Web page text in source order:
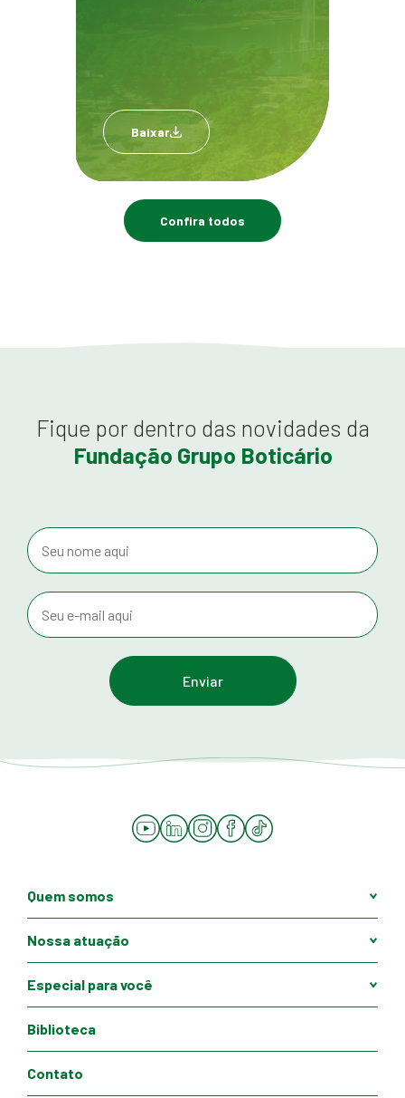
Baixar
Confira todos
Fique por dentro das novidades da
Fundação Grupo Boticário
YouTube
LinkedInInstagramFacebook
Tiktok
Quem somos
Nossa atuação
Especial para você
Biblioteca
Contato